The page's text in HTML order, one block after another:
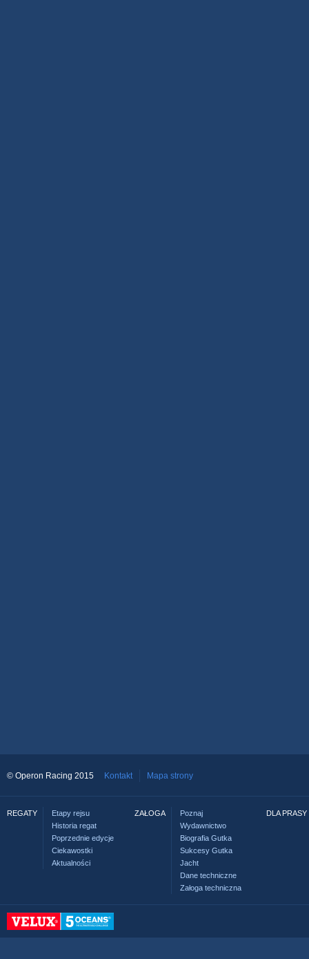
© Operon Racing 2015 Kontakt Mapa strony
REGATY
Etapy rejsu
Historia regat
Poprzednie edycje
Ciekawostki
Aktualności
ZAŁOGA
Poznaj
Wydawnictwo
Biografia Gutka
Sukcesy Gutka
Jacht
Dane techniczne
Załoga techniczna
DLA PRASY